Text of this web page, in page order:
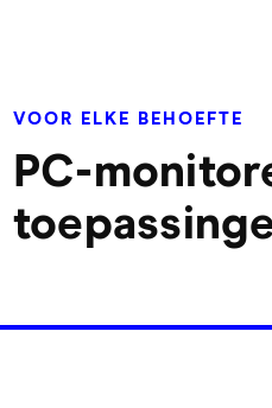
VOOR ELKE BEHOEFTE
PC-